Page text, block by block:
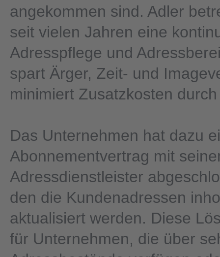
angekommen sind. Adler
seit vielen Jahren eine
Adresspflege und
spart Ärger, Zeit- und
minimiert Zusatzkosten
Das Unternehmen hat dazu
Abonnementvertrag mit
Adressdienstleister
den die Kundenadressen
aktualisiert werden. Diese
für Unternehmen, die über